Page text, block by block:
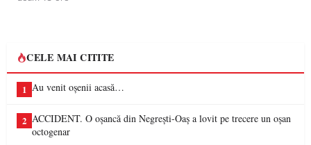
CELE MAI CITITE
1 Au venit oșenii acasă…
2 ACCIDENT. O oșancă din Negrești-Oaș a lovit pe trecere un oșan
octogenar